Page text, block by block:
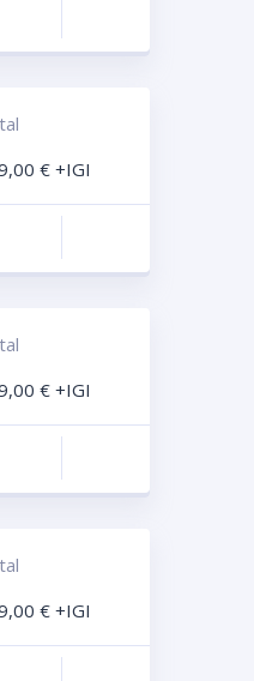
€ +IGI
€ +IGI
€ +IGI